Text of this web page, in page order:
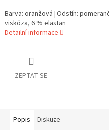
Barva: oranžová | Odstín:
viskóza, 6 % elastan
Detailní informace
ZEPTAT SE
Popis Diskuze